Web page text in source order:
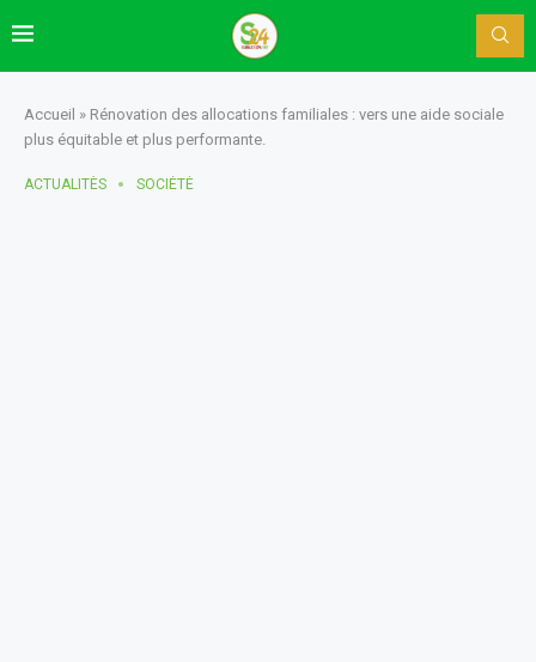
Accueil » Rénovation des allocations familiales : vers une aide sociale
plus équitable et plus performante.
ACTUALITÈS SOCIÉTÉ